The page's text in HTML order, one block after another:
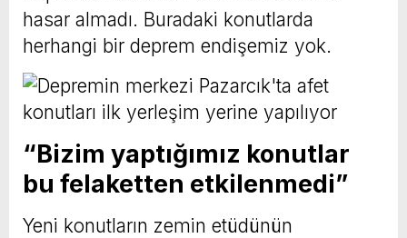
hasar almadı. Buradaki konutlarda
herhangi bir deprem endişemiz yok.
“Bizim yaptığımız konutlar
bu felaketten etkilenmedi”
Yeni konutların zemin etüdünün